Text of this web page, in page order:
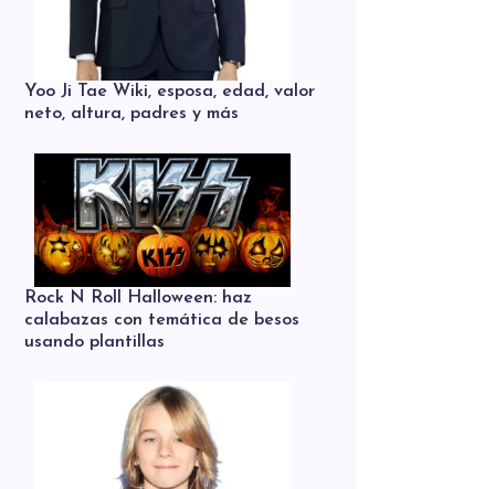
Yoo Ji Tae Wiki, esposa, edad, valor
neto, altura, padres y más
Rock N Roll Halloween: haz
calabazas con temática de besos
usando plantillas